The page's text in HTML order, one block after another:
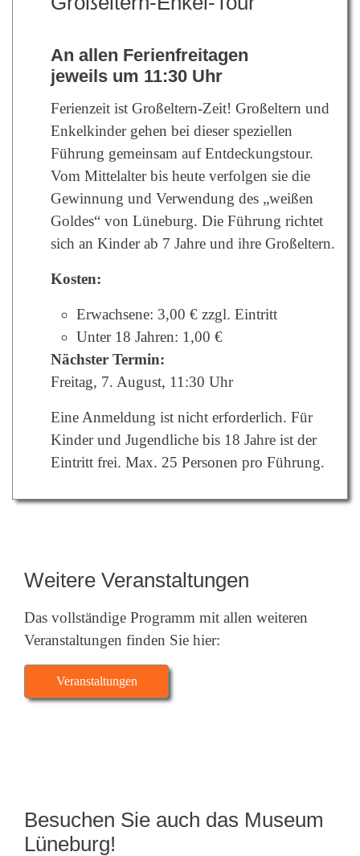
An allen Ferienfreitagen
jeweils um 11:30 Uhr
Ferienzeit ist Großeltern-Zeit! Großeltern und
Enkelkinder gehen bei dieser speziellen
Führung gemeinsam auf Entdeckungstour.
Vom Mittelalter bis heute verfolgen sie die
Gewinnung und Verwendung des „weißen
Goldes“ von Lüneburg. Die Führung richtet
sich an Kinder ab 7 Jahre und ihre Großeltern.
Kosten:
Erwachsene: 3,00 € zzgl. Eintritt
Unter 18 Jahren: 1,00 €
Nächster Termin:
Freitag, 7. August, 11:30 Uhr
Eine Anmeldung ist nicht erforderlich. Für
Kinder und Jugendliche bis 18 Jahre ist der
Eintritt frei. Max. 25 Personen pro Führung.
Weitere Veranstaltungen
Das vollständige Programm mit allen weiteren
Veranstaltungen finden Sie hier:
Veranstaltungen
Besuchen Sie auch das Museum
Lüneburg!